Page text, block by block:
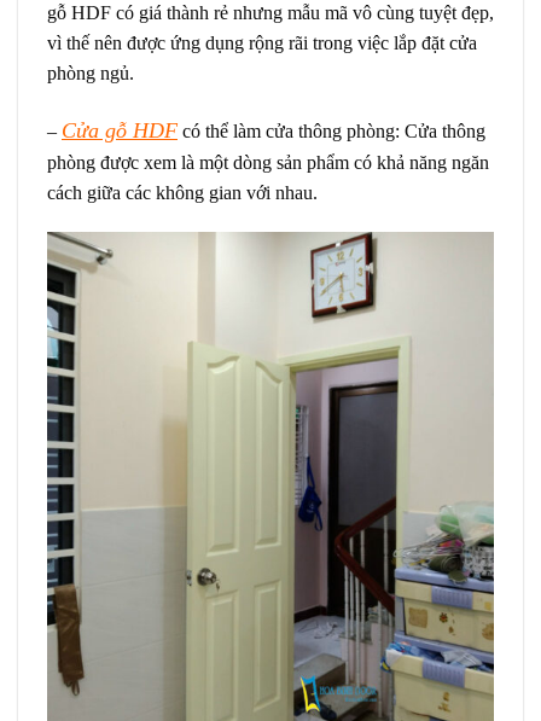
gỗ HDF có giá thành rẻ nhưng mẫu mã vô cùng tuyệt đẹp,
vì thế nên được ứng dụng rộng rãi trong việc lắp đặt cửa
phòng ngủ.
– Cửa gỗ HDF có thể làm cửa thông phòng: Cửa thông
phòng được xem là một dòng sản phẩm có khả năng ngăn
cách giữa các không gian với nhau.